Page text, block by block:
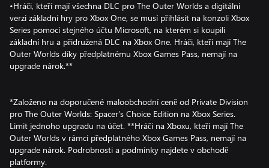
•Hráči, kteří mají všechna DLC pro The Outer Worlds a digitální
verzi základní hry pro Xbox One, se musí přihlásit na konzoli Xbox
Series pomocí stejného účtu Microsoft, na kterém si koupili
základní hru a přidružená DLC na Xbox One. Hráči, kteří mají The
Outer Worlds díky předplatnému Xbox Games Pass, nemají na
upgrade nárok.**
*Založeno na doporučené maloobchodní ceně od Private Division
pro The Outer Worlds: Spacer’s Choice Edition na Xbox Series.
Limit jednoho upgradu na účet. **Hráči na Xboxu, kteří mají The
Outer Worlds v rámci předplatného Xbox Games Pass, nemají na
upgrade nárok. Podrobnosti a podmínky najdete v obchodě
platformy.